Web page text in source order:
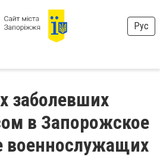
Рус
заболевших
в Запорожское
военнослужащих